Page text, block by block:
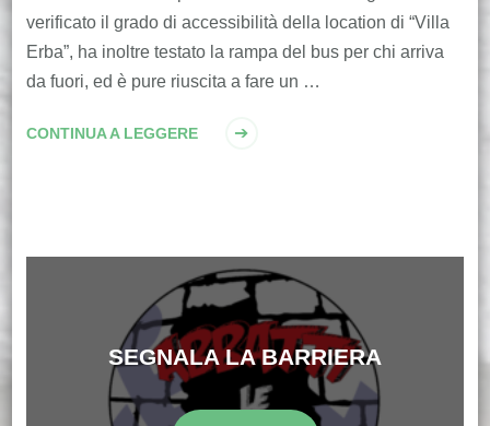
verificato il grado di accessibilità della location di “Villa
Erba”, ha inoltre testato la rampa del bus per chi arriva
da fuori, ed è pure riuscita a fare un …
CONTINUA A LEGGERE
SEGNALA LA BARRIERA